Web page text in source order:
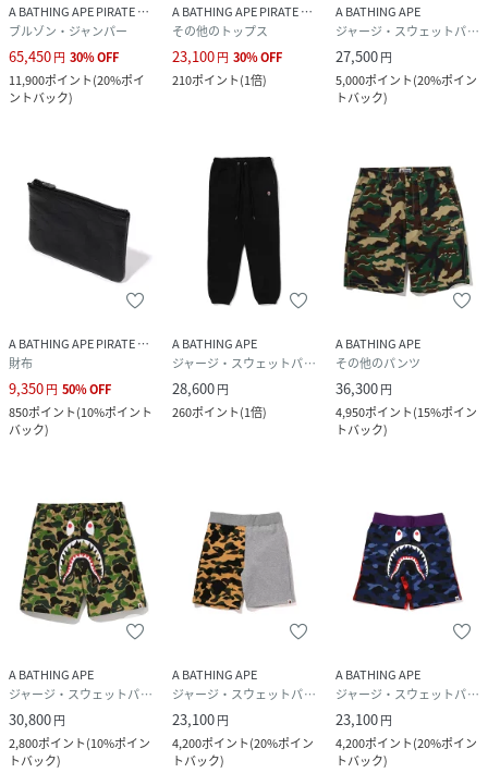
A BATHING APE PIRATE STORE
ブルゾン・ジャンパー
65,450円 30%OFF
11,900ポイント(20%ポイ
ントバック)
A BATHING APE PIRATE STORE
その他のトップス
23,100円 30%OFF
210ポイント(1倍)
A BATHING APE
ジャージ・スウェットパンツ
27,500円
5,000ポイント(20%ポイン
トバック)
A BATHING APE PIRATE STORE
財布
9,350円 50%OFF
850ポイント(10%ポイント
バック)
A BATHING APE
ジャージ・スウェットパンツ
28,600円
260ポイント(1倍)
A BATHING APE
その他のパンツ
36,300円
4,950ポイント(15%ポイン
トバック)
A BATHING APE
ジャージ・スウェットパンツ
30,800円
2,800ポイント(10%ポイン
トバック)
A BATHING APE
ジャージ・スウェットパンツ
23,100円
4,200ポイント(20%ポイン
トバック)
A BATHING APE
ジャージ・スウェットパンツ
23,100円
4,200ポイント(20%ポイン
トバック)